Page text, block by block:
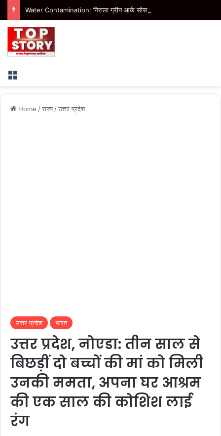
Menu
Home /राज्य /उत्तर प्रदेश
उत्तर प्रदेश भारत
उत्तर प्रदेश, नोएडा: तीन साल से
बिछड़ीं दो बच्चों की मां को मिली
उनकी ममता, अपना घर आश्रम
की एक साल की कोशिश लाई
रंग